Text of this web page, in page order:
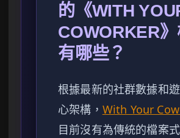
的《WITH
COWORKER
有哪些？
根據最新的社群數據和
心架構， With Your
目前沒有為傳統的檔案